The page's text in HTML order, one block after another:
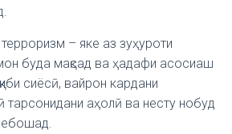
– яке аз зуҳуроти
буда мақсад ва ҳадафи асосиаш
сиёсӣ, вайрон кардани
тарсонидани аҳолӣ ва несту нобуд